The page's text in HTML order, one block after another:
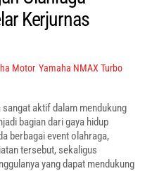
Kerjurnas
Motor, Yamaha NMAX Turbo
sangat aktif dalam mendukung
bagian dari gaya hidup
berbagai event olahraga,
tersebut, sekaligus
yang dapat mendukung